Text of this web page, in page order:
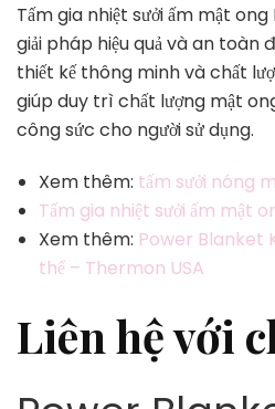
Tấm gia nhiệt sưởi ấm mật
giải pháp hiệu quả và an toàn
thiết kế thông minh và chất
giúp duy trì chất lượng mật
công sức cho người sử dụng.
Xem thêm: tấm sưởi nóng
Tấm gia nhiệt sưởi ấm mật
Xem thêm: Power Blanket
thể – Thermon USA
Liên hệ với